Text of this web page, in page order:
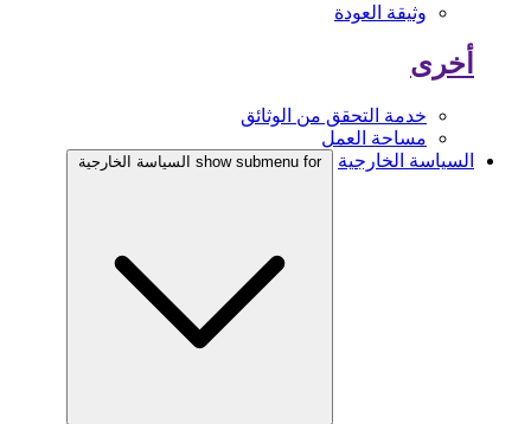
وثيقة العودة
أخرى
خدمة التحقق من الوثائق
مساحة العمل
السياسة الخارجية
show submenu for السياسة الخارجية